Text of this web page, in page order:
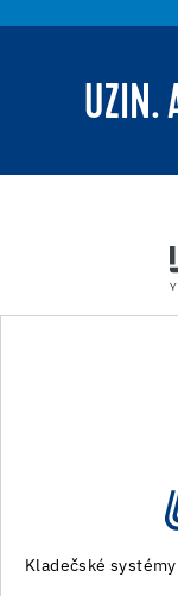
UZIN.
Stroje a speciální